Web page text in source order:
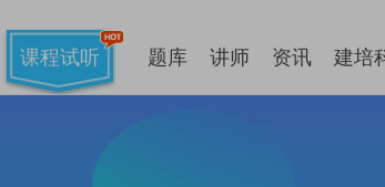
课程试听 题库 讲师 资讯 建培